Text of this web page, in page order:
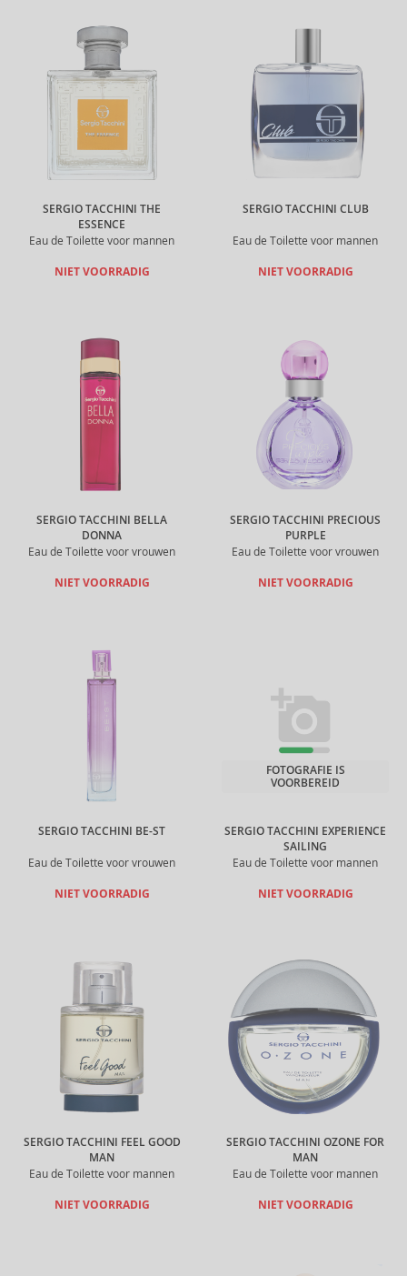
SERGIO TACCHINI THE
ESSENCE
Eau de Toilette voor mannen
NIET VOORRADIG
SERGIO TACCHINI CLUB
Eau de Toilette voor mannen
NIET VOORRADIG
SERGIO TACCHINI BELLA
DONNA
Eau de Toilette voor vrouwen
NIET VOORRADIG
SERGIO TACCHINI PRECIOUS
PURPLE
Eau de Toilette voor vrouwen
NIET VOORRADIG
SERGIO TACCHINI BE-ST
Eau de Toilette voor vrouwen
NIET VOORRADIG
SERGIO TACCHINI EXPERIENCE
SAILING
Eau de Toilette voor mannen
FOTOGRAFIE IS
VOORBEREID
NIET VOORRADIG
SERGIO TACCHINI FEEL GOOD
MAN
Eau de Toilette voor mannen
NIET VOORRADIG
SERGIO TACCHINI OZONE FOR
MAN
Eau de Toilette voor mannen
NIET VOORRADIG